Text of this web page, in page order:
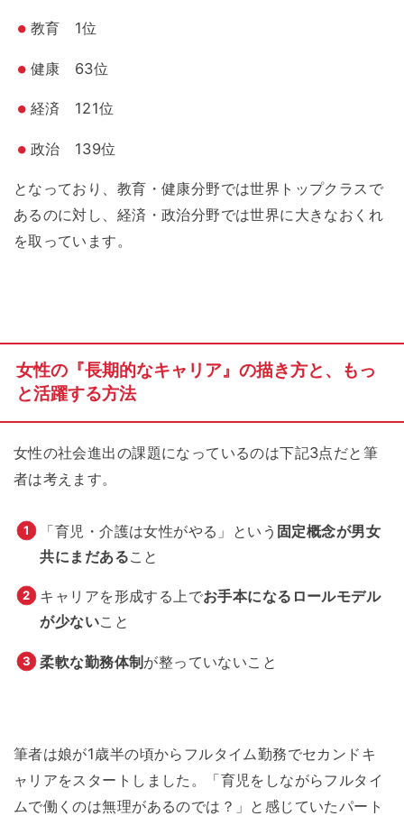
教育 1位
健康 63位
経済 121位
政治 139位
となっており、教育・健康分野では世界トップクラスで
あるのに対し、経済・政治分野では世界に大きなおくれ
を取っています。
女性の『長期的なキャリア』の描き方と、もっ
と活躍する方法
女性の社会進出の課題になっているのは下記3点だと筆
者は考えます。
「育児・介護は女性がやる」という 固定概念が男女
共にまだあること
キャリアを形成する上でお手本になるロールモデル
が少ないこと
柔軟な勤務体制が整っていないこと
筆者は娘が1歳半の頃からフルタイム勤務でセカンドキ
ャリアをスタートしました。「育児をしながらフルタイ
ムで働くのは無理があるのでは？」と感じていたパート